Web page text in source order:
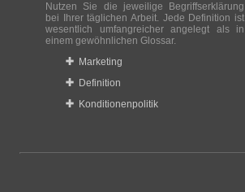
Nutzen Sie die jeweilige Begriffserklärung
bei Ihrer täglichen Arbeit. Jede Definition ist
wesentlich umfangreicher angelegt als in
einem gewöhnlichen Glossar.
Marketing
Definition
Konditionenpolitik